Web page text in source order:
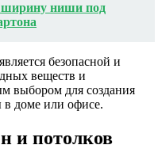
ниши под
безопасной и
веществ и
выбором для создания
в доме или офисе.
и потолков